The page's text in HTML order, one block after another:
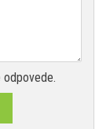
odpovede.